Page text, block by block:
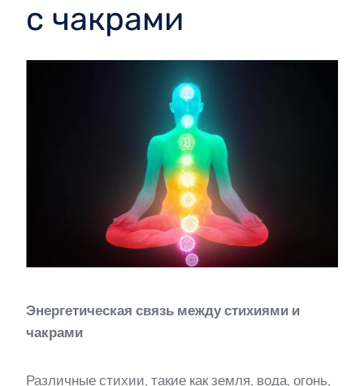
с чакрами
Энергетическая связь между стихиями и
чакрами
Различные стихии, такие как земля, вода, огонь,